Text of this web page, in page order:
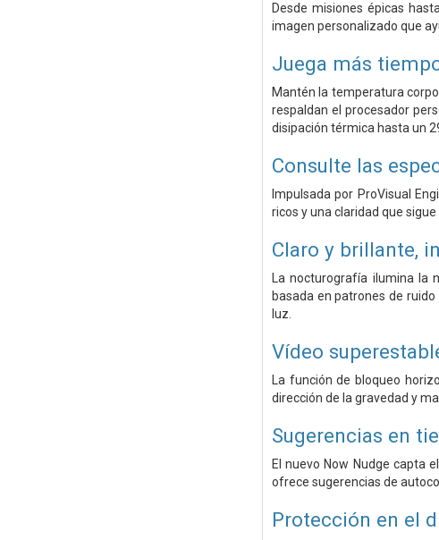
Desde misiones épicas
imagen personalizado que
Juega más
Mantén la temperatura
respaldan el procesador
disipación térmica hasta un
Consulte las
Impulsada por ProVisual
ricos y una claridad que
Claro y brillante,
La nocturografía ilumina la
basada en patrones de
luz.
Vídeo
La función de bloqueo
dirección de la gravedad y
Sugerencias en
El nuevo Now Nudge capta
ofrece sugerencias de
Protección en el